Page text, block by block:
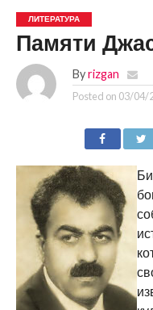
ЛИТЕРАТУРА
Памяти
By rizgan
Posted on 03/04/